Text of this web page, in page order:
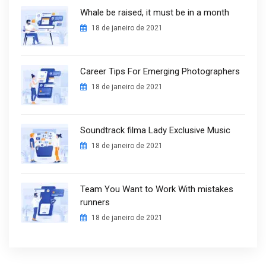
Whale be raised, it must be in a month
18 de janeiro de 2021
Career Tips For Emerging Photographers
18 de janeiro de 2021
Soundtrack filma Lady Exclusive Music
18 de janeiro de 2021
Team You Want to Work With mistakes
runners
18 de janeiro de 2021